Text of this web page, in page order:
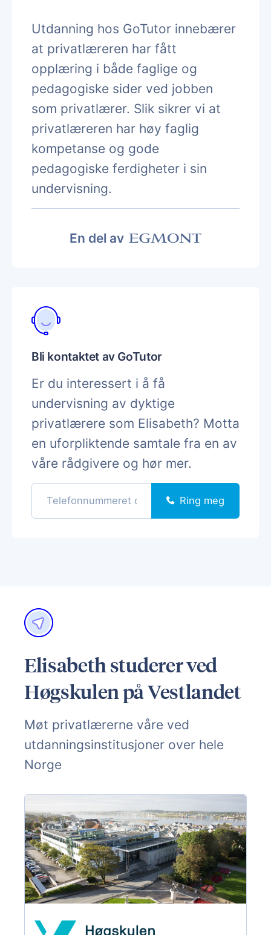
Utdanning hos GoTutor innebærer
at privatlæreren har fått
opplæring i både faglige og
pedagogiske sider ved jobben
som privatlærer. Slik sikrer vi at
privatlæreren har høy faglig
kompetanse og gode
pedagogiske ferdigheter i sin
undervisning.
En del av
Bli kontaktet av GoTutor
Er du interessert i å få
undervisning av dyktige
privatlærere som Elisabeth? Motta
en uforpliktende samtale fra en av
våre rådgivere og hør mer.
Ring meg
Elisabeth studerer ved
Høgskulen på Vestlandet
Møt privatlærerne våre ved
utdanningsinstitusjoner over hele
Norge